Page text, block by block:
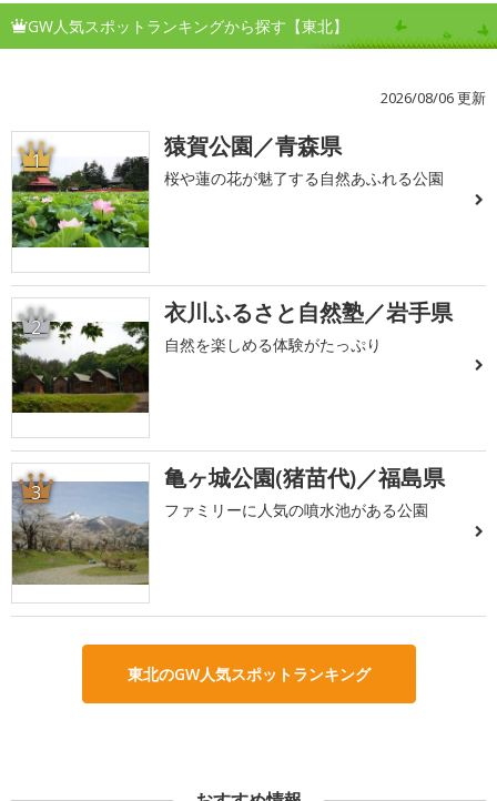
GW人気スポットランキングから探す【東北】
2026/08/06 更新
1 猿賀公園／青森県
桜や蓮の花が魅了する自然あふれる公園
2 衣川ふるさと自然塾／岩手県
自然を楽しめる体験がたっぷり
3 亀ヶ城公園(猪苗代)／福島県
ファミリーに人気の噴水池がある公園
東北のGW人気スポットランキング